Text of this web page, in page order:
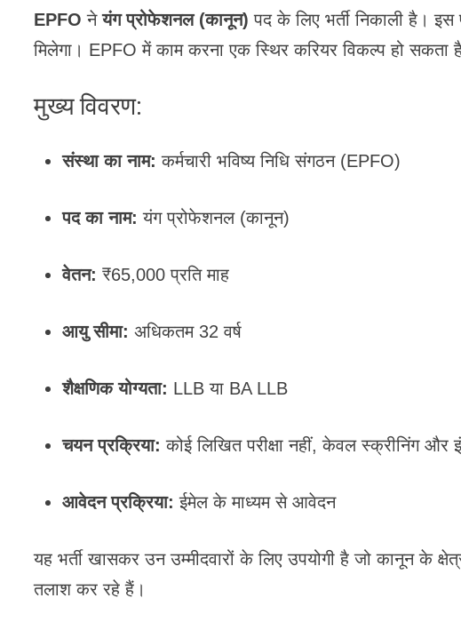
EPFO नेयंग प्रोफेशनल (कानून) पद के लिए भर्ती निकाली है। इस
मिलेगा। EPFO में काम करना एक स्थिर करियर विकल्प हो सकता
मुख्य विवरण:
संस्था का नाम: कर्मचारी भविष्य निधि संगठन (EPFO)
पद का नाम: यंग प्रोफेशनल (कानून)
वेतन: ₹65,000 प्रति माह
आयु सीमा: अधिकतम 32 वर्ष
शैक्षणिक योग्यता: LLB या BA LLB
चयन प्रक्रिया: कोई लिखित परीक्षा नहीं, केवल स्क्रीनिंग और
आवेदन प्रक्रिया: ईमेल के माध्यम से आवेदन
यह भर्ती खासकर उन उम्मीदवारों के लिए उपयोगी है जो कानून के
तलाश कर रहे हैं।